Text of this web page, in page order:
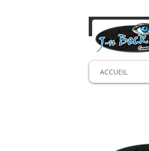
ACCUEIL